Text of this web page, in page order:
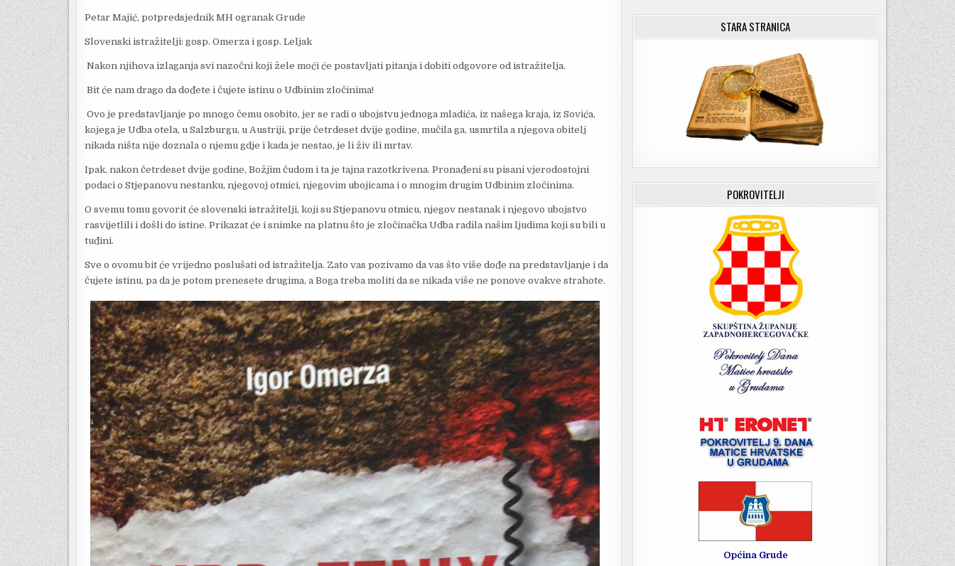
Petar Majić, potpredsjednik MH ogranak Grude
Slovenski istražitelji: gosp. Omerza i gosp. Leljak
Nakon njihova izlaganja svi nazočni koji žele moći će postavljati pitanja i dobiti odgovore od istražitelja.
Bit će nam drago da dođete i čujete istinu o Udbinim zločinima!
Ovo je predstavljanje po mnogo čemu osobito, jer se radi o ubojstvu jednoga mladića, iz našega kraja, iz Sovića,
kojega je Udba otela, u Salzburgu, u Austriji, prije četrdeset dvije godine, mučila ga, usmrtila a njegova obitelj
nikada ništa nije doznala o njemu gdje i kada je nestao, je li živ ili mrtav.
Ipak, nakon četrdeset dvije godine, Božjim čudom i ta je tajna razotkrivena. Pronađeni su pisani vjerodostojni
podaci o Stjepanovu nestanku, njegovoj otmici, njegovim ubojicama i o mnogim drugim Udbinim zločinima.
O svemu tomu govorit će slovenski istražitelji, koji su Stjepanovu otmicu, njegov nestanak i njegovo ubojstvo
rasvijetlili i došli do istine. Prikazat će i snimke na platnu što je zločinačka Udba radila našim ljudima koji su bili u
tuđini.
Sve o ovomu bit će vrijedno poslušati od istražitelja. Zato vas pozivamo da vas što više dođe na predstavljanje i da
čujete istinu, pa da je potom prenesete drugima, a Boga treba moliti da se nikada više ne ponove ovakve strahote.
STARA STRANICA
POKROVITELJI
Općina Grude